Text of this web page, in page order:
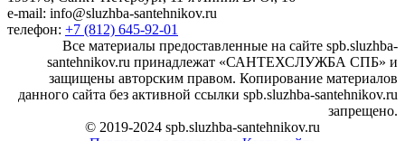
e-mail: info@sluzhba-santehnikov.ru
телефон: +7 (812) 645-92-01
Все материалы предоставленные на сайте spb.sluzhba-
santehnikov.ru принадлежат «САНТЕХСЛУЖБА СПБ» и
защищены авторским правом. Копирование материалов
данного сайта без активной ссылки spb.sluzhba-santehnikov.ru
запрещено.
© 2019-2024 spb.sluzhba-santehnikov.ru